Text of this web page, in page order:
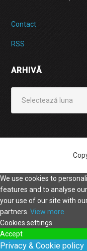
Contact
RSS
ARHIVĂ
We use cookies to
features and to analyse
your use of our site with
partners. View more
Cookies settings
Accept
Privacy & Cookie policy